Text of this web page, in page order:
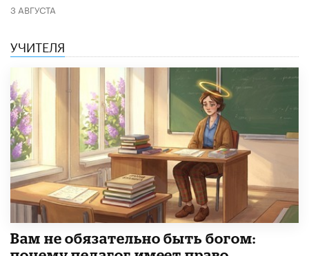
3 АВГУСТА
УЧИТЕЛЯ
​Вам не обязательно быть богом: